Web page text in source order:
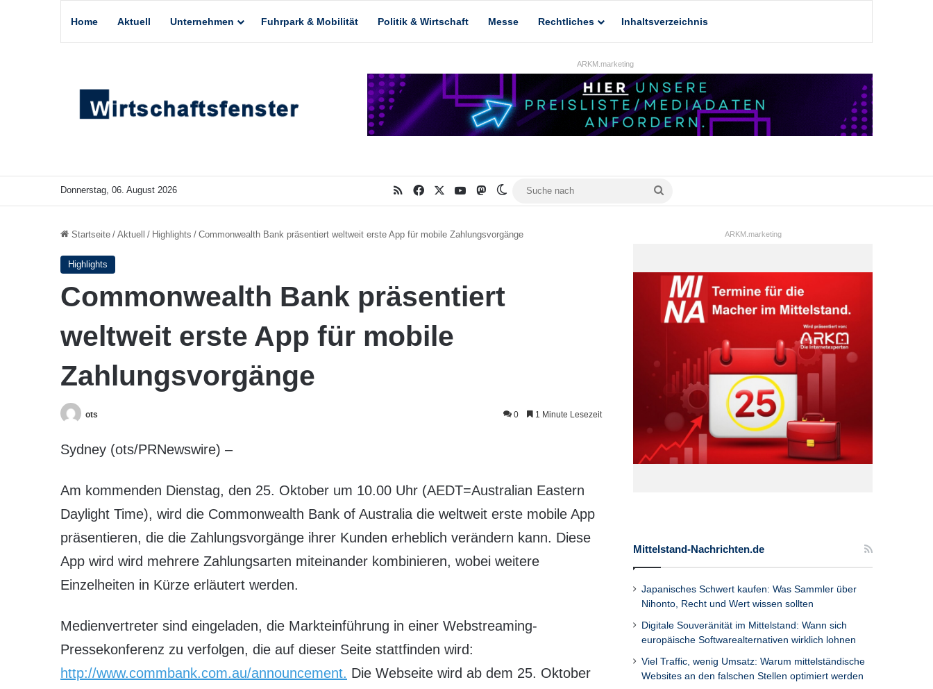
Home Aktuell Unternehmen Fuhrpark & Mobilität Politik & Wirtschaft Messe Rechtliches Inhaltsverzeichnis
ARKM.marketing
Donnerstag, 06. August 2026 RSS Facebook YouTubeMastodonSkin umschalten
Startseite / Aktuell / Highlights / Commonwealth Bank präsentiert weltweit erste App für mobile Zahlungsvorgänge
Highlights
Commonwealth Bank präsentiert
weltweit erste App für mobile
Zahlungsvorgänge
ots 0 1 Minute Lesezeit
Sydney (ots/PRNewswire) –
Am kommenden Dienstag, den 25. Oktober um 10.00 Uhr (AEDT=Australian Eastern
Daylight Time), wird die Commonwealth Bank of Australia die weltweit erste mobile App
präsentieren, die die Zahlungsvorgänge ihrer Kunden erheblich verändern kann. Diese
App wird wird mehrere Zahlungsarten miteinander kombinieren, wobei weitere
Einzelheiten in Kürze erläutert werden.
Medienvertreter sind eingeladen, die Markteinführung in einer Webstreaming-
Pressekonferenz zu verfolgen, die auf dieser Seite stattfinden wird:
http://www.commbank.com.au/announcement. Die Webseite wird ab dem 25. Oktober
ARKM.marketing
Mittelstand-Nachrichten.de
Japanisches Schwert kaufen: Was Sammler über
Nihonto, Recht und Wert wissen sollten
Digitale Souveränität im Mittelstand: Wann sich
europäische Softwarealternativen wirklich lohnen
Viel Traffic, wenig Umsatz: Warum mittelständische
Websites an den falschen Stellen optimiert werden